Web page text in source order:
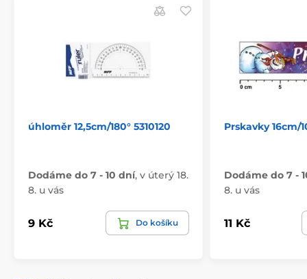
úhloměr 12,5cm/180° 5310120
Dodáme do 7 - 10 dní, v úterý 18.
8. u vás
9 Kč Do košíku
Prskavky 16cm/
Dodáme do 7 -
8. u vás
11 Kč